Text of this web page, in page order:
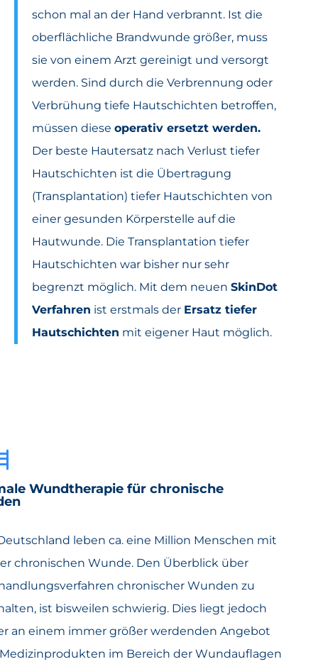
schon mal an der Hand verbrannt. Ist die
oberflächliche Brandwunde größer, muss
sie von einem Arzt gereinigt und versorgt
werden. Sind durch die Verbrennung oder
Verbrühung tiefe Hautschichten betroffen,
müssen diese operativ ersetzt werden.
Der beste Hautersatz nach Verlust tiefer
Hautschichten ist die Übertragung
(Transplantation) tiefer Hautschichten von
einer gesunden Körperstelle auf die
Hautwunde. Die Transplantation tiefer
Hautschichten war bisher nur sehr
begrenzt möglich. Mit dem neuen SkinDot
Verfahren ist erstmals der Ersatz tiefer
Hautschichten mit eigener Haut möglich.
Wundtherapie für chronische
leben ca. eine Million Menschen mit
chronischen Wunde. Den Überblick über
chronischer Wunden zu
ist bisweilen schwierig. Dies liegt jedoch
an einem immer größer werdenden Angebot
im Bereich der Wundauflagen